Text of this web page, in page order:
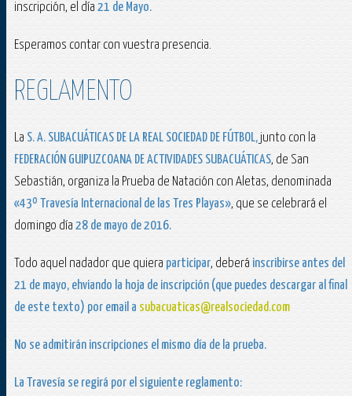
inscripción, el día 21 de Mayo.
Esperamos contar con vuestra presencia.
REGLAMENTO
La S. A. SUBACUÁTICAS DE LA REAL SOCIEDAD DE FÚTBOL, junto con la
FEDERACIÓN GUIPUZCOANA DE ACTIVIDADES SUBACUÁTICAS, de San
Sebastián, organiza la Prueba de Natación con Aletas, denominada
«43º Travesía Internacional de las Tres Playas», que se celebrará el
domingo día 28 de mayo de 2016.
Todo aquel nadador que quiera participar, deberá inscribirse antes del
21 de mayo, ehviando la hoja de inscripción (que puedes descargar al final
de este texto) por email a subacuaticas@realsociedad.com
No se admitirán inscripciones el mismo día de la prueba.
La Travesía se regirá por el siguiente reglamento: